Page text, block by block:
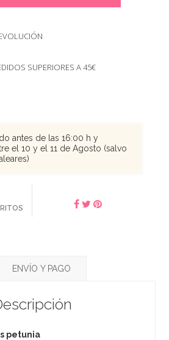
SUPERIORES A 45€
antes de las 16:00 h y
el 10 y el 11 de Agosto (salvo
ENVÍO Y PAGO
petunia